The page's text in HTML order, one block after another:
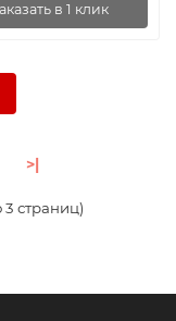
в 1 клик
>|
3 страниц)